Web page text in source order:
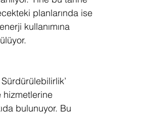
planlarında ise
kullanımına
hizmetlerine
bulunuyor. Bu